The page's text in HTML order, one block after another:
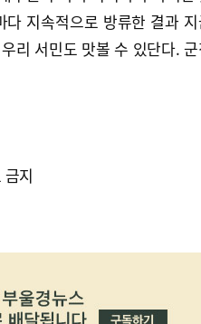
지속적으로 방류한 결과
리 서민도 맛볼 수 있단다. 군
지